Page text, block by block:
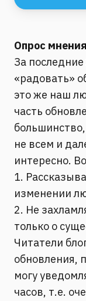
Опрос
За последние
«радовать»
это же наш
часть
не всем и
интересно.
1.
изменении
2. Не
только о
Читатели
обновления,
могу
часов, т.е.